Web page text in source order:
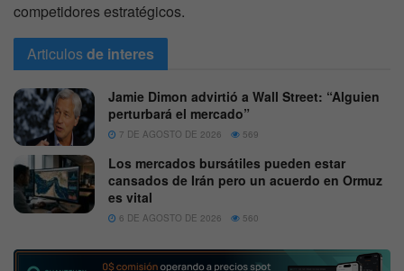
competidores estratégicos.
Articulosde interes
Jamie Dimon advirtió a Wall Street: “Alguien
perturbará el mercado”
7 DE AGOSTO DE 2026 569
Los mercados bursátiles pueden estar
cansados de Irán pero un acuerdo en Ormuz
es vital
6 DE AGOSTO DE 2026 560